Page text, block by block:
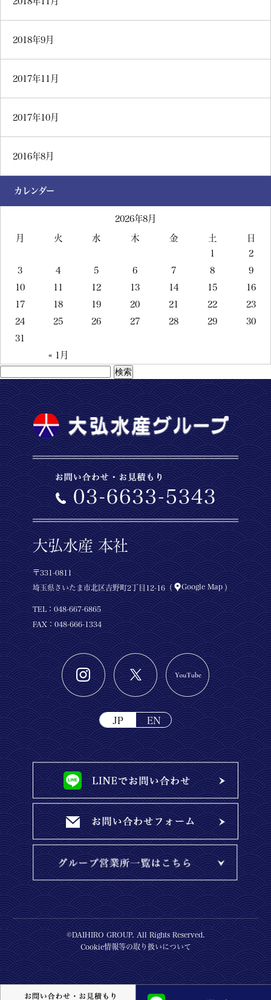
2018年9月
2017年11月
2017年10月
2016年8月
カレンダー
2026年8月
月 火 水 木 金 土 日
« 1月
1
2
3
4 5 6 7 8
9
10
11 12 13 14 15
16
17
18 19 20 21 22
23
24
25 26 27 28 29
30
31
大弘水産 本社
〒331-0811
埼玉県さいたま市北区吉野町2丁目12-16（ Google Map ）
TEL： 048-667-6865
FAX：048-666-1334
JP EN
©DAIHIRO GROUP. All Rights Reserved.
Cookie情報等の取り扱いについて